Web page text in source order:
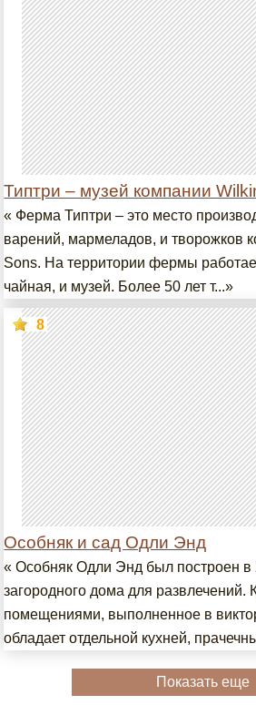
Типтри – музей компании
« Ферма Типтри – это место
варений, мармеладов, и творожков
Sons. На территории фермы
чайная, и музей. Более 50 лет т...»
Особняк и сад Одли Энд
8
« Особняк Одли Энд был построен в
загородного дома для
помещениями, выполненное в
обладает отдельной кухней,
Показать еще